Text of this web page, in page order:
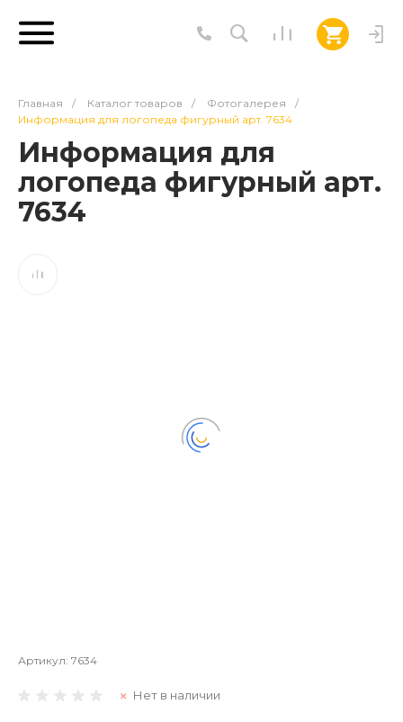
Главная / Каталог товаров / Фотогалерея
/
Информация для логопеда фигурный арт. 7634
Информация для
логопеда фигурный арт.
7634
Артикул: 7634
Нет в наличии